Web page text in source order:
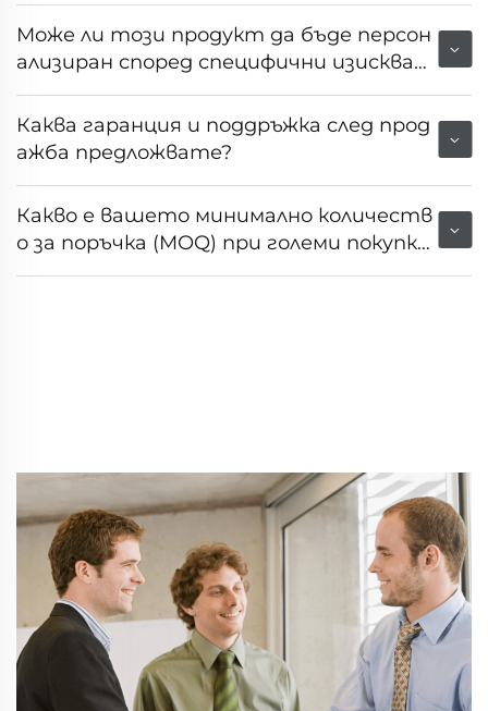
Може ли този продукт да бъде персон
ализиран според специфични изискван
ия на пазара или клиента?
Каква гаранция и поддръжка след прод
ажба предложвате?
Какво е вашето минимално количеств
о за поръчка (MOQ) при големи покупк
и?